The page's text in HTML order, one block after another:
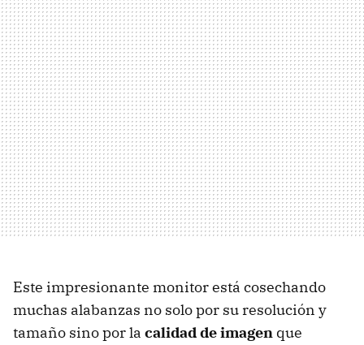
Este impresionante monitor está cosechando
muchas alabanzas no solo por su resolución y
tamaño sino por la calidad de imagen que